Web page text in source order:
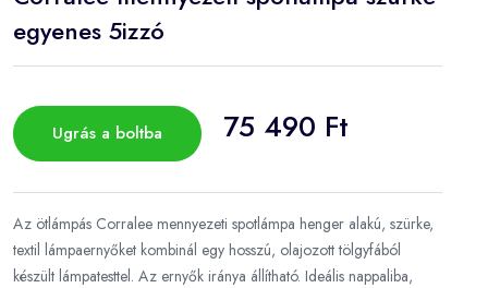
egyenes 5izzó
Ugrás a boltba 75 490 Ft
Az ötlámpás Corralee mennyezeti spotlámpa henger alakú, szürke,
textil lámpaernyőket kombinál egy hosszú, olajozott tölgyfából
készült lámpatesttel. Az ernyők iránya állítható. Ideális nappaliba,